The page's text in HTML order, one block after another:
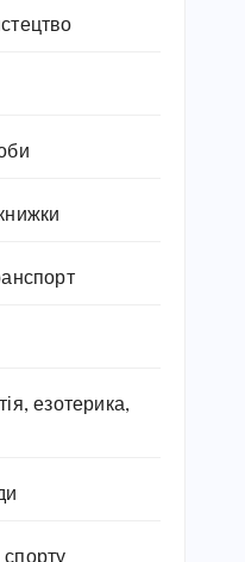
езотерика,